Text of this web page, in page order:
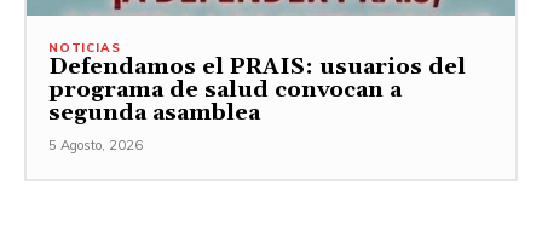
NOTICIAS
Defendamos el PRAIS: usuarios del
programa de salud convocan a
segunda asamblea
5 Agosto, 2026